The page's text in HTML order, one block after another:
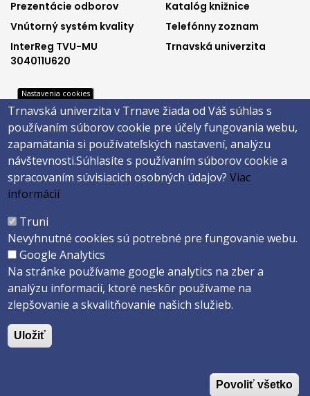
Prezentácie odborov
Vnútorný systém kvality
InterReg TVU-MU
304011U620
Katalóg knižnice
Telefónny zoznam
Trnavská univerzita
Footer
menu
3
Katalóg knižnice
Telefónny zoznam
Trnavská univerzita
Footer
menu
4
E-shop
Facebook
Instagram
Youtube
Päta
Správca obsahu
Vyhlásenie o prístupnosti
Cookies
Copyright ©2026 Filozofická fakulta · Trnavská Univerzita v Trnave
Created by
Nastavenia cookies
Trnavská univerzita v Trnave žiada od Váš súhlas s
používaním súborov cookie pre účely fungovania webu,
zapamätania si používateľských nastavení, analýzu
návštevnosti.Súhlasíte s používaním súborov cookie a
spracovaním súvisiacich osobných údajov?Viac
informácií
Truni
Nevyhnutné cookies sú potrebné pre fungovanie webu.
Google Analytics
Na stránke používame google analytics na zber a
analýzu informacií, ktoré neskôr používame na
zlepšovanie a skvalitňovanie našich služieb.
Uložiť
Povoliť všetko